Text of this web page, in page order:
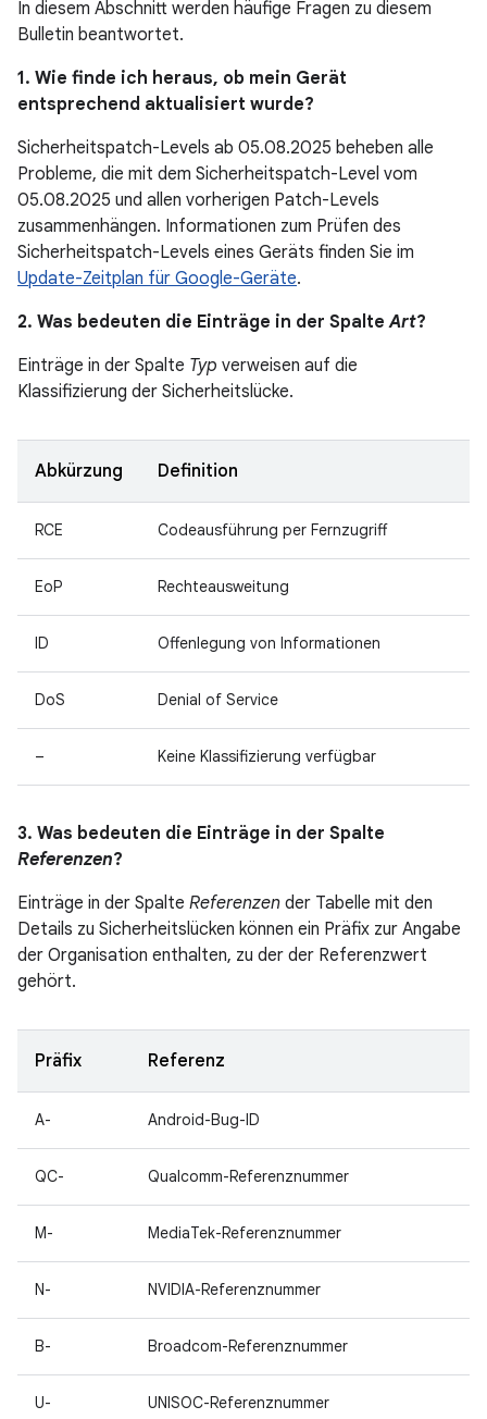
In diesem Abschnitt werden häufige Fragen zu diesem
Bulletin beantwortet.
1. Wie finde ich heraus, ob mein Gerät
entsprechend aktualisiert wurde?
Sicherheitspatch-Levels ab 05.08.2025 beheben alle
Probleme, die mit dem Sicherheitspatch-Level vom
05.08.2025 und allen vorherigen Patch-Levels
zusammenhängen. Informationen zum Prüfen des
Sicherheitspatch-Levels eines Geräts finden Sie im
Update-Zeitplan für Google-Geräte.
2. Was bedeuten die Einträge in der SpalteArt?
Einträge in der Spalte Typ verweisen auf die
Klassifizierung der Sicherheitslücke.
Abkürzung Definition
RCE Codeausführung per Fernzugriff
EoP Rechteausweitung
ID Offenlegung von Informationen
DoS Denial of Service
– Keine Klassifizierung verfügbar
3. Was bedeuten die Einträge in der Spalte
Referenzen?
Einträge in der Spalte Referenzen der Tabelle mit den
Details zu Sicherheitslücken können ein Präfix zur Angabe
der Organisation enthalten, zu der der Referenzwert
gehört.
Präfix Referenz
A- Android-Bug-ID
QC- Qualcomm-Referenznummer
M- MediaTek-Referenznummer
N- NVIDIA-Referenznummer
B- Broadcom-Referenznummer
U- UNISOC-Referenznummer